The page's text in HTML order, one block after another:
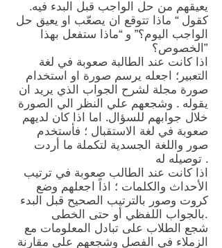
يعيقهم من حل الواجب قبل البدء فيه.
كقول “ ماذا تتوقع ان يصعّب او يعيق حل
الواجب اليوم؟” و “ماذا ستفعل بهذا
الخصوص؟”
اذا كانت عند الطالبة صعوبة في لغة
التعبير؛ اجعله يرسم صورة او استخدام
صورة مجلة لشرح الجواب الذي يريد ان
يقوله . وشجعهم علي النظر الي الصورة
خلال جوابهم للسؤال. اما اذا كان لديهم
صعوبة في لغة الاستقبال ؛ فأستخدم
صور واللغة الجسدية لتكملة ما أردت
توصيله له .
اذا كانت عند الطالب صعوبة في ترتيب
الأحداث والكلمات ؛ اذاً اجعلهم وضع
كروت وصور بالترتيب الصحيح قبل البدء
بالجواب اللفظي أو حتى الخطى.
شجع الطلاب على تبادل المعلومات مع
الزملاء في الفصل وشجعهم على مقارنة